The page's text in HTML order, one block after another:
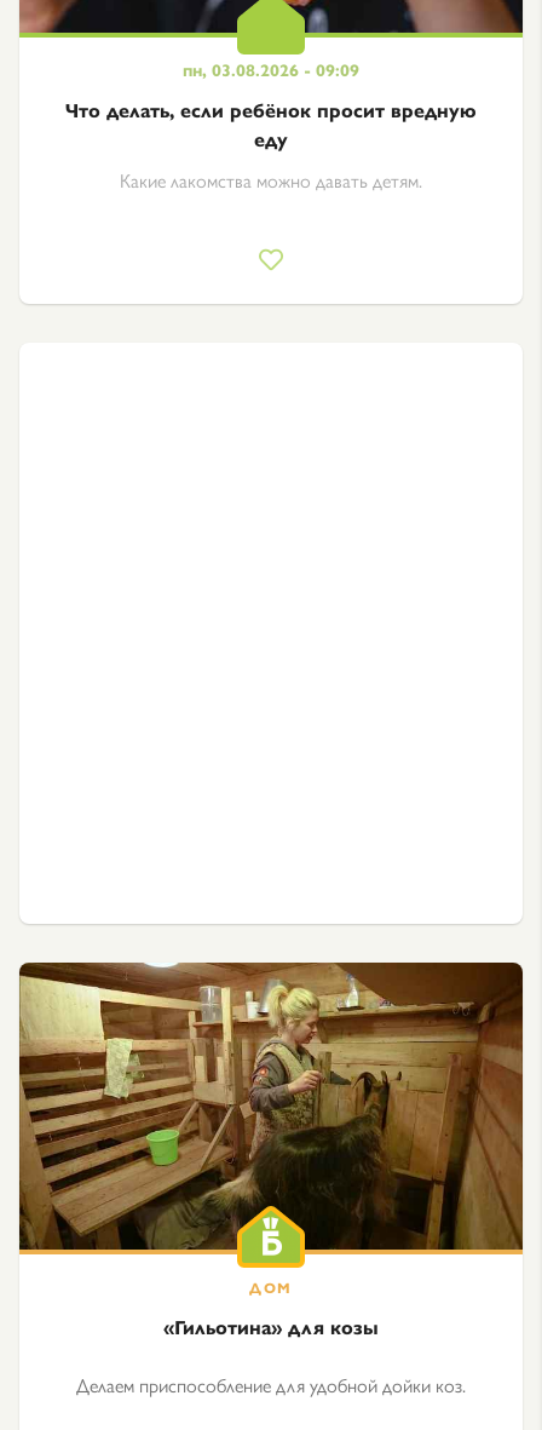
пн, 03.08.2026 - 09:09
Что делать, если ребёнок просит вредную
еду
Какие лакомства можно давать детям.
«Гильотина» для козы
Делаем приспособление для удобной дойки коз.